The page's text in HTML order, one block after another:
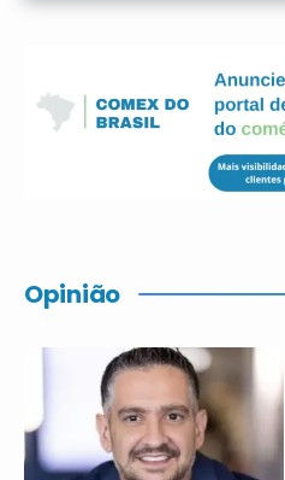
Opinião